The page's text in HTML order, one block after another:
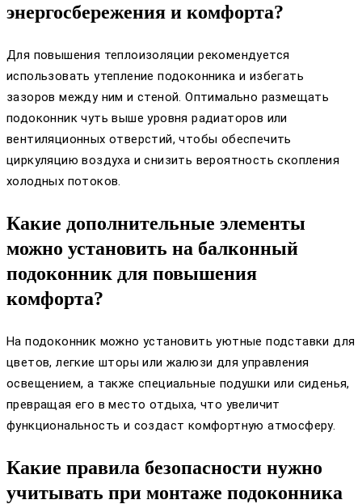
энергосбережения и комфорта?
Для повышения теплоизоляции рекомендуется
использовать утепление подоконника и избегать
зазоров между ним и стеной. Оптимально размещать
подоконник чуть выше уровня радиаторов или
вентиляционных отверстий, чтобы обеспечить
циркуляцию воздуха и снизить вероятность скопления
холодных потоков.
Какие дополнительные элементы
можно установить на балконный
подоконник для повышения
комфорта?
На подоконник можно установить уютные подставки для
цветов, легкие шторы или жалюзи для управления
освещением, а также специальные подушки или сиденья,
превращая его в место отдыха, что увеличит
функциональность и создаст комфортную атмосферу.
Какие правила безопасности нужно
учитывать при монтаже подоконника